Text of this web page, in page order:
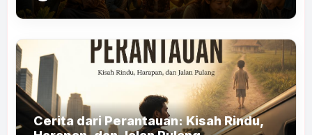
Cerita dari Perantauan: Kisah Rindu,